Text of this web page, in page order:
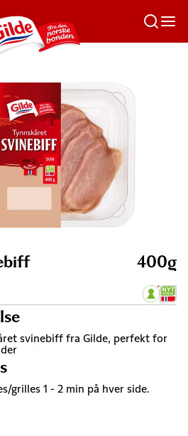
400g
svinebiff fra Gilde, perfekt for
grilles 1 - 2 min på hver side.